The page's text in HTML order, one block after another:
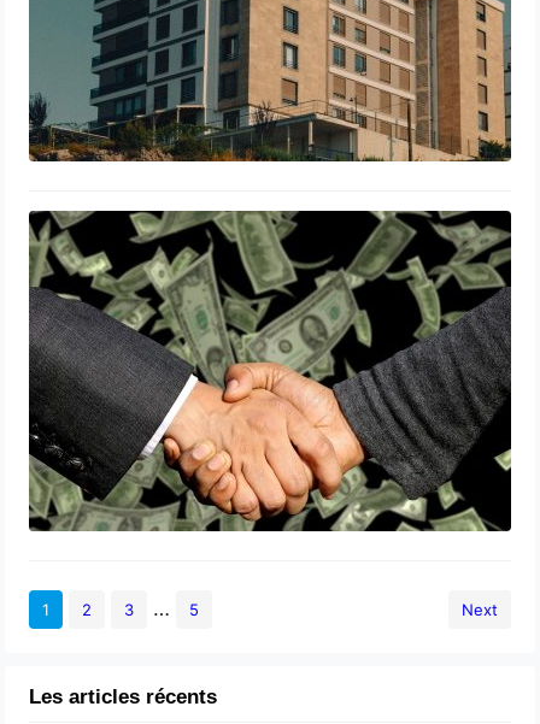
Que faire si votre locataire ne paie
plus son loyer ?
5 juin 2026
1 2 3 … 5 Next
Les articles récents